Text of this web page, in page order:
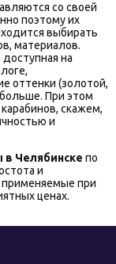
со своей
поэтому их
выбирать
материалов.
на
оттенки (золотой,
При этом
скажем,
и
в Челябинске по
и
применяемые при
ценах.